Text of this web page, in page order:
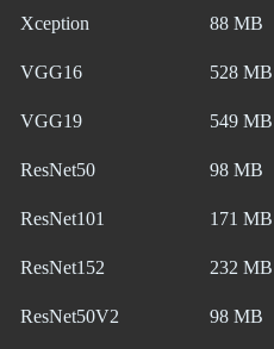
Xception 88 MB
VGG16 528 MB
VGG19 549 MB
ResNet50 98 MB
ResNet101 171 MB
ResNet152 232 MB
ResNet50V2 98 MB